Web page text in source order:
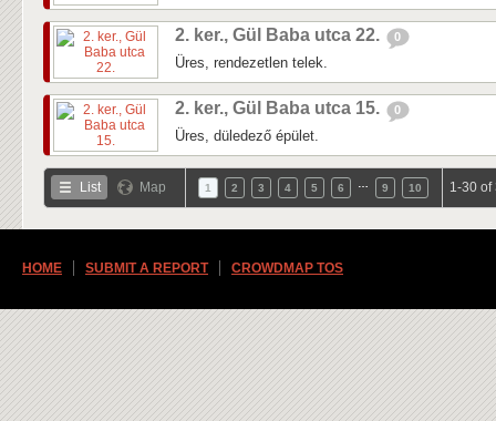
2. ker., Gül Baba utca 22. 0
Üres, rendezetlen telek.
2. ker., Gül Baba utca 15. 0
Üres, düledező épület.
List Map 1 2 3 4 5 6 9 10 1-30 of
HOME SUBMIT A REPORT CROWDMAP TOS